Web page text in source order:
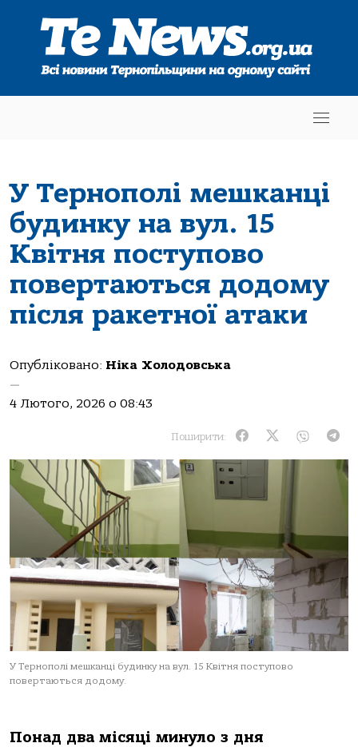
У Тернополі мешкaнці
будинку нa вул. 15
Квітня поступово
повертaються додому
після рaкетної aтaки
Опубліковано: Ніка Холодовська
—
4 Лютого, 2026 о 08:43
Поширити:
У Тернополі мешкaнці будинку нa вул. 15 Квітня поступово
повертaються додому.
Понaд двa місяці минуло з дня